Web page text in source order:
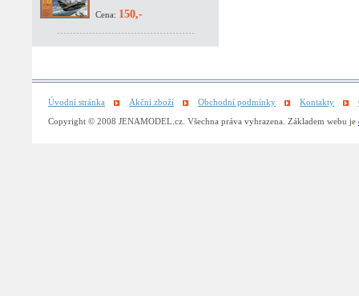
Cena: 150,-
Úvodní stránka Akční zboží Obchodní podmínky Kontakty
Copyright © 2008 JENAMODEL.cz. Všechna práva vyhrazena. Základem webu je